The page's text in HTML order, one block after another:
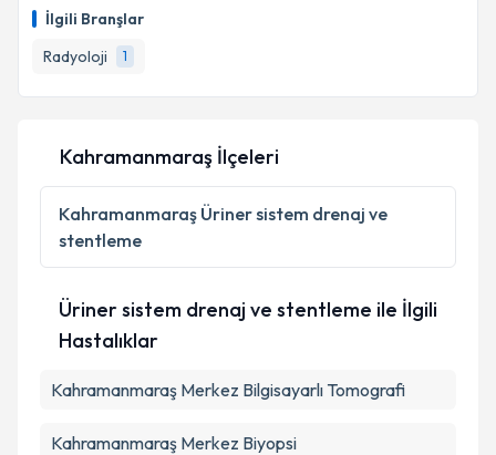
İlgili Branşlar
Radyoloji
1
almanız için bir takvim hazırlandığında e-posta ile
bilgilendireceğiz.
E-posta Adresiniz
Kişisel verilerimin işlenmesine ilişkin
Aydınlatma
Metni'ni okudum ve kişisel verilerimin belirtilen
kapsamda işlenmesini kabul ediyorum.
Takvim Talebini Gönder
Kahramanmaraş İlçeleri
Kahramanmaraş Üriner sistem drenaj ve
stentleme
Üriner sistem drenaj ve stentleme ile İlgili
Hastalıklar
Kahramanmaraş Merkez Bilgisayarlı Tomografi
Kahramanmaraş Merkez Biyopsi